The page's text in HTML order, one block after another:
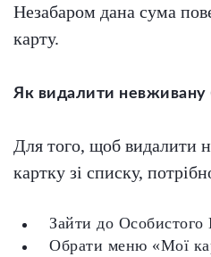
Незабаром дана сума
карту.
Як видалити невживану
Для того, щоб видалити
картку зі списку,
Зайти до Особистого
Обрати меню «Мої